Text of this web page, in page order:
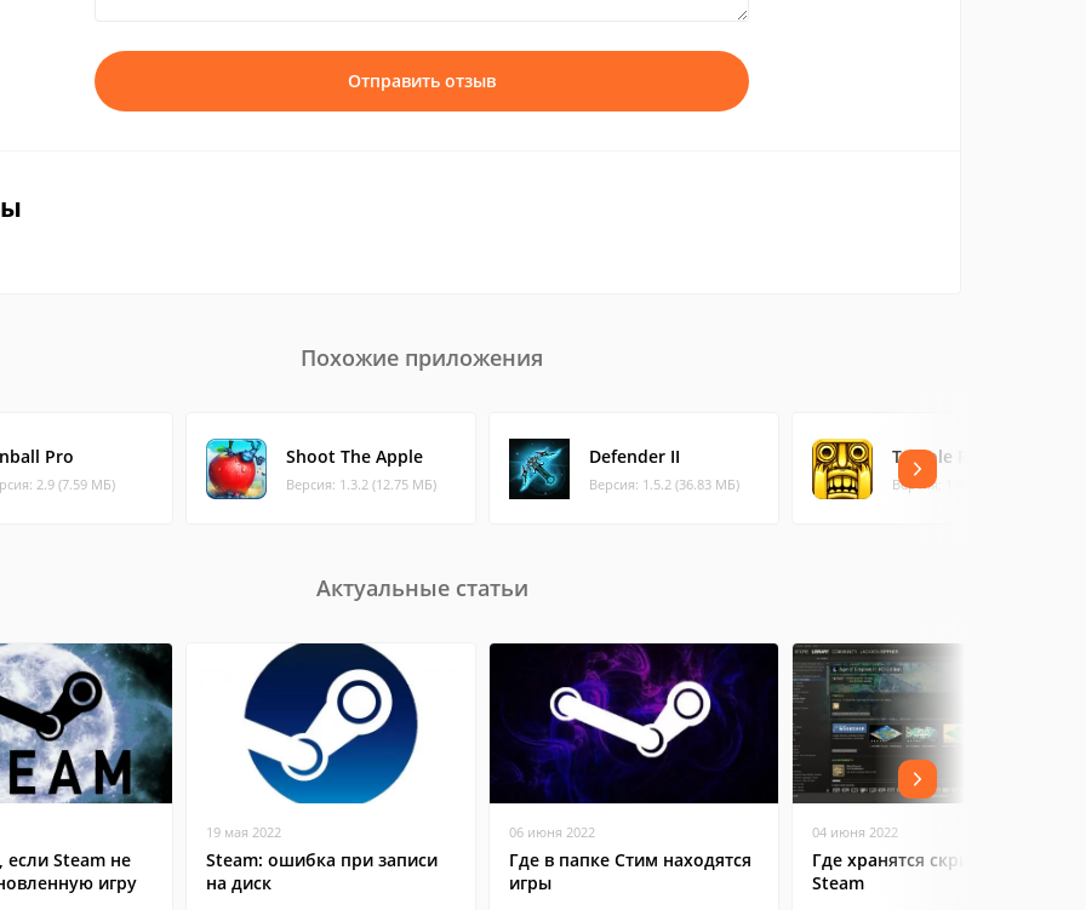
Отправить отзыв
Похожие приложения
Pro
2.9 (7.59 МБ)
Shoot The Apple
Версия: 1.3.2 (12.75 МБ)
Defender II
Версия: 1.5.2 (36.83 МБ)
Temple Run
Версия: 1.40.0 (146.85 МБ)
Актуальные статьи
если Steam не
игру
19 мая 2022
Steam: ошибка при записи
на диск
06 июня 2022
Где в папке Стим находятся
игры
04 июня 2022
Где хранятся скриншоты в
Steam